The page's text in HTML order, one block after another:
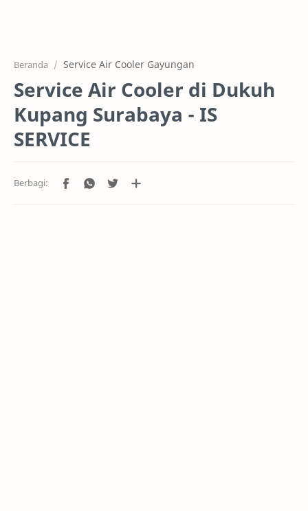
Beranda Service Air Cooler Gayungan
Service Air Cooler di Dukuh
Kupang Surabaya - IS
SERVICE